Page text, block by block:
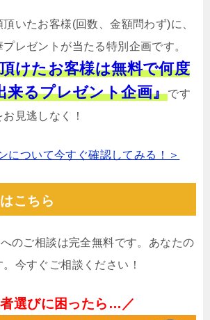
いたお客様(回数、金額問わず)に、
レゼントが当たる特別企画です。
けたお客様は無料で何度
来るプレゼント企画』です
見逃しなく！
について今すぐ確認してみる！＞
こちら
のご相談は完全無料です。あなたの
今すぐご相談ください！
選びに困ったら…／